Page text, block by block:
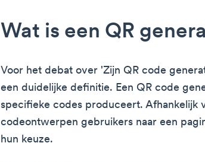
Wat is een QR
Voor het debat over 'Zijn QR code
een duidelijke definitie. Een QR code
specifieke codes produceert. Afhankelijk
codeontwerpen gebruikers naar een
hun keuze.